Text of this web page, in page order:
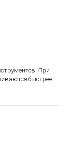
При
быстрее.